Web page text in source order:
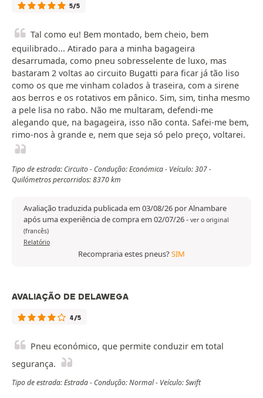
5/5
Tal como eu! Bem montado, bem cheio, bem
equilibrado... Atirado para a minha bagageira
desarrumada, como pneu sobresselente de luxo, mas
bastaram 2 voltas ao circuito Bugatti para ficar já tão liso
como os que me vinham colados à traseira, com a sirene
aos berros e os rotativos em pânico. Sim, sim, tinha mesmo
a pele lisa no rabo. Não me multaram, defendi-me
alegando que, na bagageira, isso não conta. Safei-me bem,
rimo-nos à grande e, nem que seja só pelo preço, voltarei.
Tipo de estrada: Circuito - Condução: Económica - Veículo: 307 -
Quilómetros percorridos: 8370 km
Avaliação traduzida publicada em 03/08/26 por Alnambare
após uma experiência de compra em 02/07/26- ver o original
(francês)
Relatório
Recompraria estes pneus?SIM
AVALIAÇÃO DE DELAWEGA
4/5
Pneu económico, que permite conduzir em total
segurança.
Tipo de estrada: Estrada - Condução: Normal - Veículo: Swift